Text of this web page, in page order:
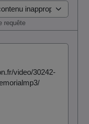
requête